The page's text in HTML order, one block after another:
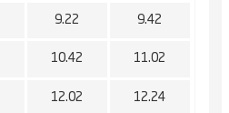
9.22 9.42
10.42 11.02
12.02 12.24